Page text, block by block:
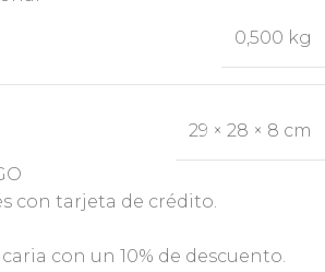
0,500 kg
29 × 28 × 8 cm
con tarjeta de crédito.
con un 10% de descuento.